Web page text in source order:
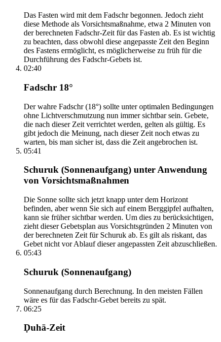
Das Fasten wird mit dem Fadschr begonnen. Jedoch zieht
diese Methode als Vorsichtsmaßnahme, etwa 2 Minuten von
der berechneten Fadschr-Zeit für das Fasten ab. Es ist wichtig
zu beachten, dass obwohl diese angepasste Zeit den Beginn
des Fastens ermöglicht, es möglicherweise zu früh für die
Durchführung des Fadschr-Gebets ist.
02:40
Fadschr 18°
Der wahre Fadschr (18°) sollte unter optimalen Bedingungen
ohne Lichtverschmutzung nun immer sichtbar sein. Gebete,
die nach dieser Zeit verrichtet werden, gelten als gültig. Es
gibt jedoch die Meinung, nach dieser Zeit noch etwas zu
warten, bis man sicher ist, dass die Zeit angebrochen ist.
05:41
Schuruk (Sonnenaufgang) unter Anwendung
von Vorsichtsmaßnahmen
Die Sonne sollte sich jetzt knapp unter dem Horizont
befinden, aber wenn Sie sich auf einem Berggipfel aufhalten,
kann sie früher sichtbar werden. Um dies zu berücksichtigen,
zieht dieser Gebetsplan aus Vorsichtsgründen 2 Minuten von
der berechneten Zeit für Schuruk ab. Es gilt als riskant, das
Gebet nicht vor Ablauf dieser angepassten Zeit abzuschließen.
05:43
Schuruk (Sonnenaufgang)
Sonnenaufgang durch Berechnung. In den meisten Fällen
wäre es für das Fadschr-Gebet bereits zu spät.
06:25
Ḍuhā-Zeit